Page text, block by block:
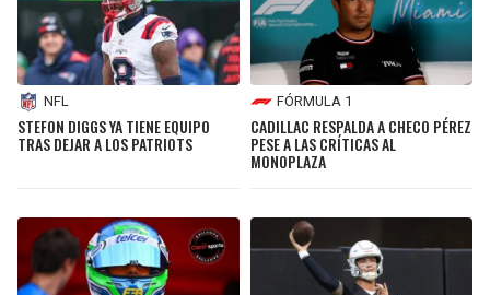
NFL
STEFON DIGGS YA TIENE EQUIPO
TRAS DEJAR A LOS PATRIOTS
FÓRMULA 1
CADILLAC RESPALDA A CHECO PÉREZ
PESE A LAS CRÍTICAS AL
MONOPLAZA